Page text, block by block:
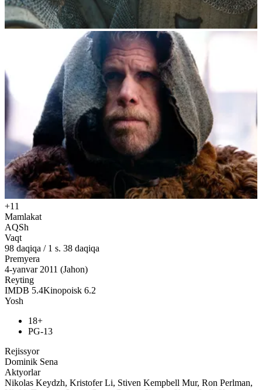
+11
Mamlakat
AQSh
Vaqt
98 daqiqa / 1 s. 38 daqiqa
Premyera
4-yanvar 2011 (Jahon)
Reyting
IMDB 5.4Kinopoisk 6.2
Yosh
18+
PG-13
Rejissyor
Dominik Sena
Aktyorlar
Nikolas Keydzh, Kristofer Li, Stiven Kempbell Mur, Ron Perlman,